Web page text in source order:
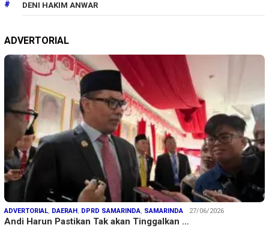
DENI HAKIM ANWAR
ADVERTORIAL
ADVERTORIAL, DAERAH, DPRD SAMARINDA, SAMARINDA 27/06/2026
Andi Harun Pastikan Tak akan Tinggalkan …